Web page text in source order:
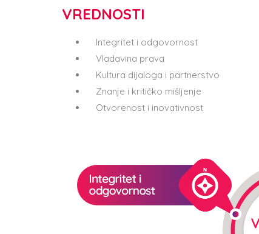
VREDNOSTI
Integritet i odgovornost
Vladavina prava
Kultura dijaloga i partnerstvo
Znanje i kritičko mišljenje
Otvorenost i inovativnost